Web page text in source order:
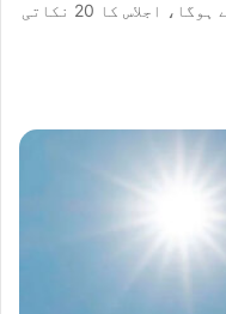
قومی اسمبلی کا اجلاس آج سہ پہر 4 بجے ہوگا، اجلاس کا 20 نکاتی